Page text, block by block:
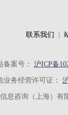
联系我们
案号： 沪ICP备
业务经营许可证：
息咨询（上海）